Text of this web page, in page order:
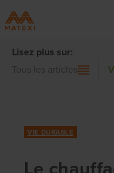
Lisez plus sur:
Tous les articles
VIE DURABLE